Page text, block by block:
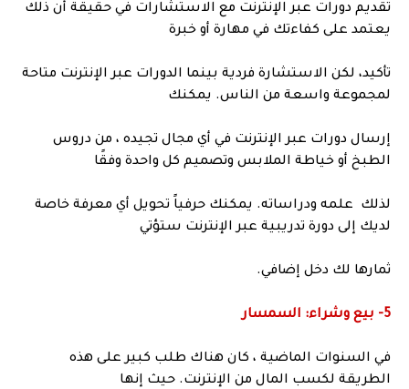
تقديم دورات عبر الإنترنت مع الاستشارات في حقيقة أن ذلك
يعتمد على كفاءتك في مهارة أو خبرة
تأكيد، لكن الاستشارة فردية بينما الدورات عبر الإنترنت متاحة
لمجموعة واسعة من الناس. يمكنك
إرسال دورات عبر الإنترنت في أي مجال تجيده ، من دروس
الطبخ أو خياطة الملابس وتصميم كل واحدة وفقًا
لذلك علمه ودراساته. يمكنك حرفياً تحويل أي معرفة خاصة
لديك إلى دورة تدريبية عبر الإنترنت ستؤتي
ثمارها لك دخل إضافي.
5- بيع وشراء: السمسار
في السنوات الماضية ، كان هناك طلب كبير على هذه
الطريقة لكسب المال من الإنترنت. حيث إنها